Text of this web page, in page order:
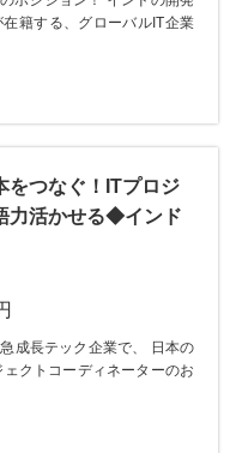
籍する、グローバルIT企業
をつなぐ！ITプロジ
力活かせる◆インド
成長テック企業で、 日本の
クトコーディネーターのお